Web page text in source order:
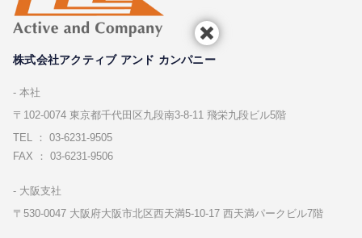
株式会社アクティブ アンド カンパニー
本社
〒102-0074 東京都千代⽥区九段南3-8-11 飛栄九段ビル5階
TEL ： 03-6231-9505
FAX ： 03-6231-9506
⼤阪⽀社
〒530-0047 ⼤阪府⼤阪市北区⻄天満5-10-17 ⻄天満パークビル7階